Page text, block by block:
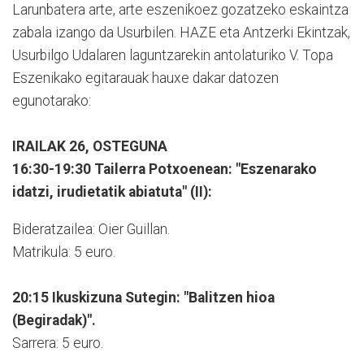
Larunbatera arte, arte eszenikoez gozatzeko eskaintza
zabala izango da Usurbilen. HAZE eta Antzerki Ekintzak,
Usurbilgo Udalaren laguntzarekin antolaturiko V. Topa
Eszenikako egitarauak hauxe dakar datozen
egunotarako:
IRAILAK 26, OSTEGUNA
16:30-19:30 Tailerra Potxoenean: "Eszenarako
idatzi, irudietatik abiatuta" (II):
Bideratzailea: Oier Guillan.
Matrikula: 5 euro.
20:15 Ikuskizuna Sutegin: "Balitzen hioa
(Begiradak)".
Sarrera: 5 euro.